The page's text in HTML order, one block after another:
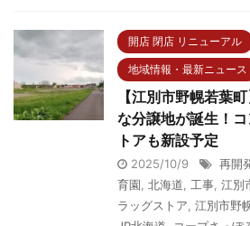
開店 閉店 リニューアル
地域情報・最新ニュース
【江別市野幌若葉
な分譲地が誕生！
トアも新設予定
2025/10/9 再開
育園, 北海道, 工事, 江別
ラッグストア, 江別市野